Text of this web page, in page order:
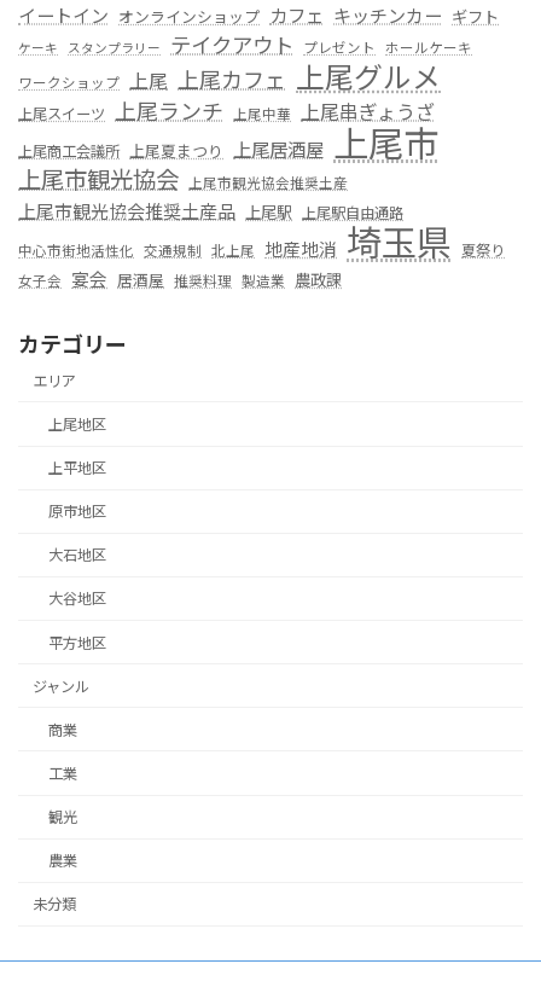
イートイン オンラインショップ カフェ キッチンカー ギフト
ケーキ スタンプラリー テイクアウト プレゼント
ホールケーキ
ワークショップ 上尾 上尾カフェ 上尾グルメ
上尾スイーツ 上尾ランチ 上尾中華 上尾串ぎょうざ
上尾商工会議所 上尾夏まつり 上尾居酒屋 上尾市
上尾市観光協会 上尾市観光協会推奨土産
上尾市観光協会推奨土産品 上尾駅 上尾駅自由通路
中心市街地活性化 交通規制 北上尾 地産地消 埼玉県 夏祭り
女子会 宴会 居酒屋 推奨料理 製造業 農政課
カテゴリー
エリア
上尾地区
上平地区
原市地区
大石地区
大谷地区
平方地区
ジャンル
商業
工業
観光
農業
未分類